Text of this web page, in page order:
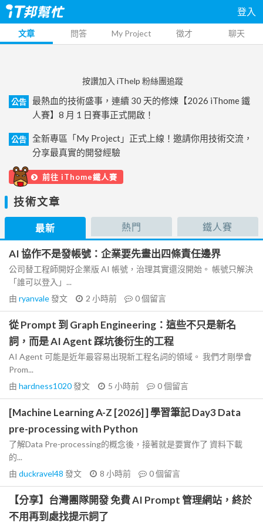
登入
文章 問答 My Project 徵才 聊天
按讚加入 iThelp 粉絲團追蹤
公告
最熱血的技術盛事，連續 30 天的修煉【2026 iThome 鐵
人賽】8 月 1 日賽事正式開啟！
公告
全新專區「My Project」正式上線！邀請你用技術交流，
分享最真實的開發經驗
前往 iThome鐵人賽
技術文章
最新 熱門 鐵人賽
AI 協作不是發帳號：企業要先畫出四條責任邊界
公司替工程師開好企業版 AI 帳號，治理其實還沒開始。 帳號只解決
「誰可以登入」...
由 ryanvale發文 2 小時前 0個留言
從 Prompt 到 Graph Engineering：這些不只是新名
詞，而是 AI Agent 踩坑後衍生的工程
AI Agent 可能是近年最容易出現新工程名詞的領域。 我們才剛學會
Prom...
由 hardness1020發文 5 小時前 0個留言
[Machine Learning A-Z [2026] ] 學習筆記 Day3 Data
pre-processing with Python
了解Data Pre-processing的概念後，接著就是要實作了 資料下載
的...
由 duckravel48 發文 8 小時前 0個留言
【分享】台灣團隊開發 免費 AI Prompt 管理網站，終於
不用再到處找提示詞了